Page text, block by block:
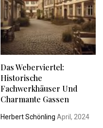
Das Weberviertel:
Historische
Fachwerkhäuser Und
Charmante Gassen
Herbert Schönling April, 2024